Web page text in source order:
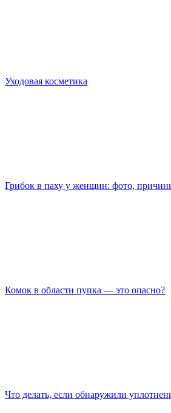
Уходовая косметика
Грибок в паху у женщин: фото,
Комок в области пупка — это опасно?
Что делать, если обнаружили